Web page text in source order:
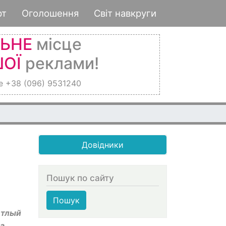
Оголошення Світ навкруги
місце
реклами!
+38 (096) 9531240
Довідники
Пошук по сайту
Пошук